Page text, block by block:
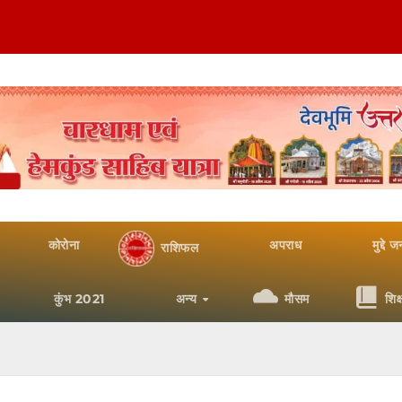
कोरोना राशिफल अपराध मुद्दे
कुंभ 2021 अन्य मौसम